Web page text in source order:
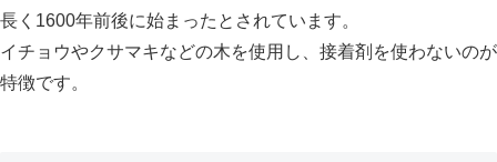
長く1600年前後に始まったとされています。
イチョウやクサマキなどの木を使用し、接着剤を使わないのが
特徴です。